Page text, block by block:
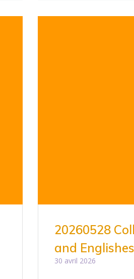
20260528
and
30 avril 2026